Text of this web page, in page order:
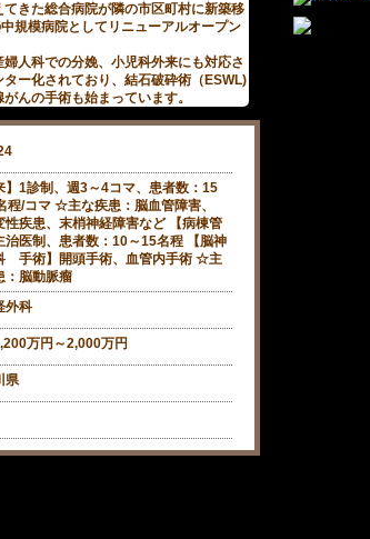
きた総合病院が隣の市区町村に新築移
規模病院としてリニューアルオープン
人科での分娩、小児科外来にも対応さ
ー化されており、結石破砕術（ESWL)
んの手術も始まっています。
】1診制、週3～4コマ、患者数：15
程/コマ ☆主な疾患：脳血管障害、
性疾患、末梢神経障害など 【病棟管
治医制、患者数：10～15名程 【脳神
手術】開頭手術、血管内手術 ☆主
：脳動脈瘤
外科
万円～2,000万円
県